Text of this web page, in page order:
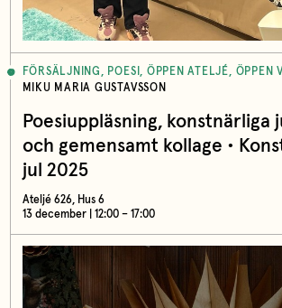
FÖRSÄLJNING, POESI, ÖPPEN ATELJÉ, ÖPPEN
MIKU MARIA GUSTAVSSON
Poesiuppläsning, konstnärliga
och gemensamt kollage •
jul 2025
Ateljé 626, Hus 6
13 december | 12:00 – 17:00